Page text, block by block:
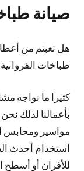
صيانة
هل تعبتم من
طباخات
كثيرا ما نواجه
بأعمالنا لذلك
مواسير ومحابس
استخدام أحدث
للأفران أو أسطح